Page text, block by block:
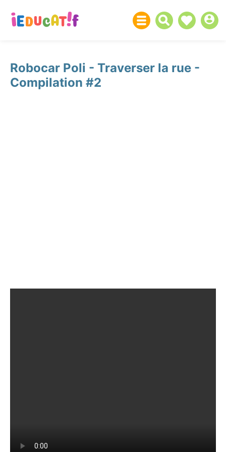
Robocar Poli - Traverser la rue -
Compilation #2